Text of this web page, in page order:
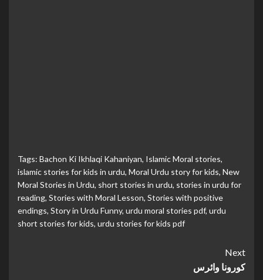
Tags: Bachon Ki Ikhlaqi Kahaniyan, Islamic Moral stories,
islamic stories for kids in urdu, Moral Urdu story for kids, New
Moral Stories in Urdu, short stories in urdu, stories in urdu for
reading, Stories with Moral Lesson, Stories with positive
endings, Story in Urdu Funny, urdu moral stories pdf, urdu
short stories for kids, urdu stories for kids pdf
Next
کورونا وائرس